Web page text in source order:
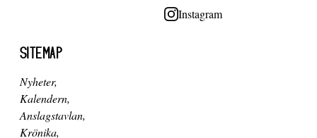
Instagram
SITEMAP
Nyheter
Kalendern
Anslagstavlan
Krönika